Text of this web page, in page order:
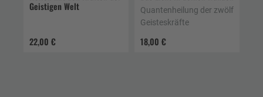
Geistigen Welt
22,00 € 18,00 €
Quantenheilung der zwölf
Geisteskräfte